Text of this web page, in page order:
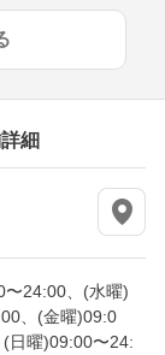
細
〜24:00、(水曜)
、(金曜)09:0
日曜)09:00〜24: